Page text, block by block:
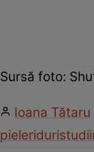
Sursă foto:
Ioana Tătaru
pieleriduristudii